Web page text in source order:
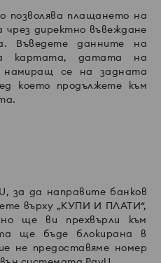
позволява плащането на
чрез директно въвеждане
Въведете данните на
картата, датата на
намиращ се на задната
което продължете към
за да направите банков
върху „КУПИ И ПЛАТИ“,
ще ви прехвърли към
ще бъде блокирана в
не предоставяме номер